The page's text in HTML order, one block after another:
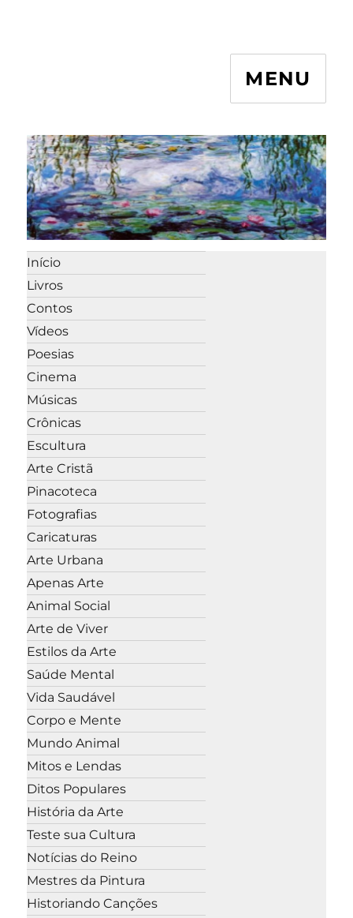
MENU
Início
Livros
Contos
Vídeos
Poesias
Cinema
Músicas
Crônicas
Escultura
Arte Cristã
Pinacoteca
Fotografias
Caricaturas
Arte Urbana
Apenas Arte
Animal Social
Arte de Viver
Estilos da Arte
Saúde Mental
Vida Saudável
Corpo e Mente
Mundo Animal
Mitos e Lendas
Ditos Populares
História da Arte
Teste sua Cultura
Notícias do Reino
Mestres da Pintura
Historiando Canções